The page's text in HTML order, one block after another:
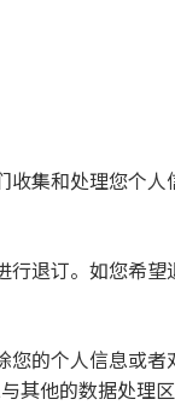
集和处理您个
退订。如您希望
的个人信息或
其他的数据处理区